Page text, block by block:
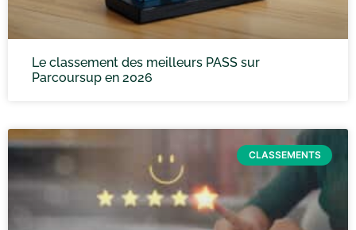
Le classement des meilleurs PASS sur
Parcoursup en 2026
CLASSEMENTS